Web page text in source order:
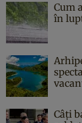
Cum
în
Câți